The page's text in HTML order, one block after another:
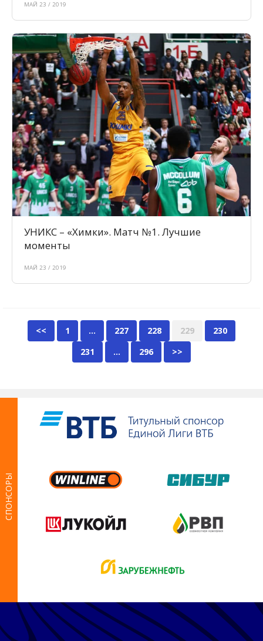
МАЙ 23 / 2019
УНИКС – «Химки». Матч №1. Лучшие
моменты
МАЙ 23 / 2019
<< 1 … 227 228 229
230
231
… 296 >>
СПОНСОРЫ